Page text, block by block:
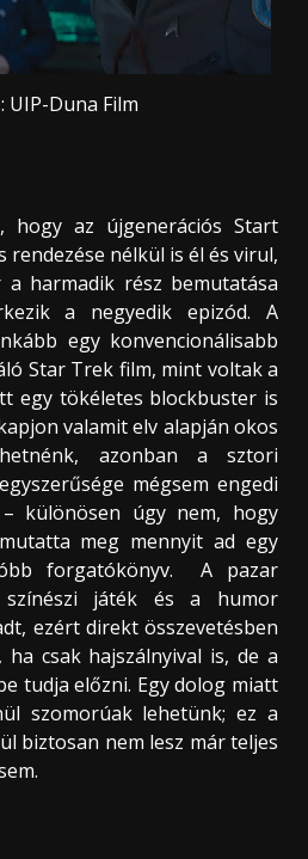
UIP-Duna Film
hogy az újgenerációs Start
rendezése nélkül is él és virul,
harmadik rész bemutatása
a negyedik epizód. A
egy konvencionálisabb
Star Trek film, mint voltak a
egy tökéletes blockbuster is
valamit elv alapján okos
azonban a sztori
mégsem engedi
különösen úgy nem, hogy
meg mennyit ad egy
forgatókönyv. A pazar
játék és a humor
ezért direkt összevetésben
csak hajszálnyival is, de a
tudja előzni. Egy dolog miatt
szomorúak lehetünk; ez a
biztosan nem lesz már teljes